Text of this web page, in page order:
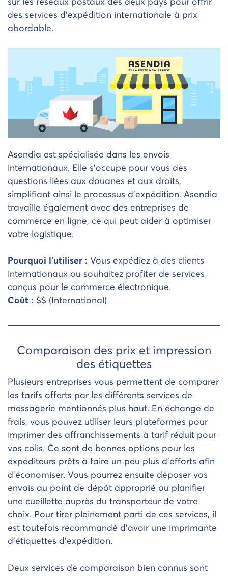
sur les réseaux postaux des deux pays pour offrir
des services d’expédition internationale à prix
abordable.
Asendia est spécialisée dans les envois
internationaux. Elle s’occupe pour vous des
questions liées aux douanes et aux droits,
simplifiant ainsi le processus d’expédition. Asendia
travaille également avec des entreprises de
commerce en ligne, ce qui peut aider à optimiser
votre logistique.
Pourquoi l’utiliser : Vous expédiez à des clients
internationaux ou souhaitez profiter de services
conçus pour le commerce électronique.
Coût : $$ (International)
Comparaison des prix et impression
des étiquettes
Plusieurs entreprises vous permettent de comparer
les tarifs offerts par les différents services de
messagerie mentionnés plus haut. En échange de
frais, vous pouvez utiliser leurs plateformes pour
imprimer des affranchissements à tarif réduit pour
vos colis. Ce sont de bonnes options pour les
expéditeurs prêts à faire un peu plus d’efforts afin
d’économiser. Vous pourrez ensuite déposer vos
envois au point de dépôt approprié ou planifier
une cueillette auprès du transporteur de votre
choix. Pour tirer pleinement parti de ces services, il
est toutefois recommandé d’avoir une imprimante
d’étiquettes d’expédition.
Deux services de comparaison bien connus sont